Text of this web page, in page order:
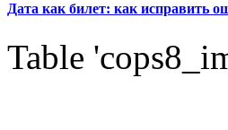
Дата как билет: как исправить
Table